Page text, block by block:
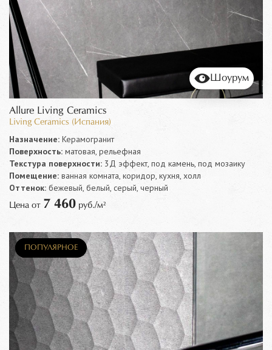
Шоурум
Allure Living Ceramics
Living Ceramics (Испания)
Назначение: Керамогранит
Поверхность: матовая, рельефная
Текстура поверхности: 3Д эффект, под камень, под мозаику
Помещение: ванная комната, коридор, кухня, холл
Оттенок: бежевый, белый, серый, черный
Цена от 7 460 руб./м²
НОВИНКА
ПОПУЛЯРНОЕ